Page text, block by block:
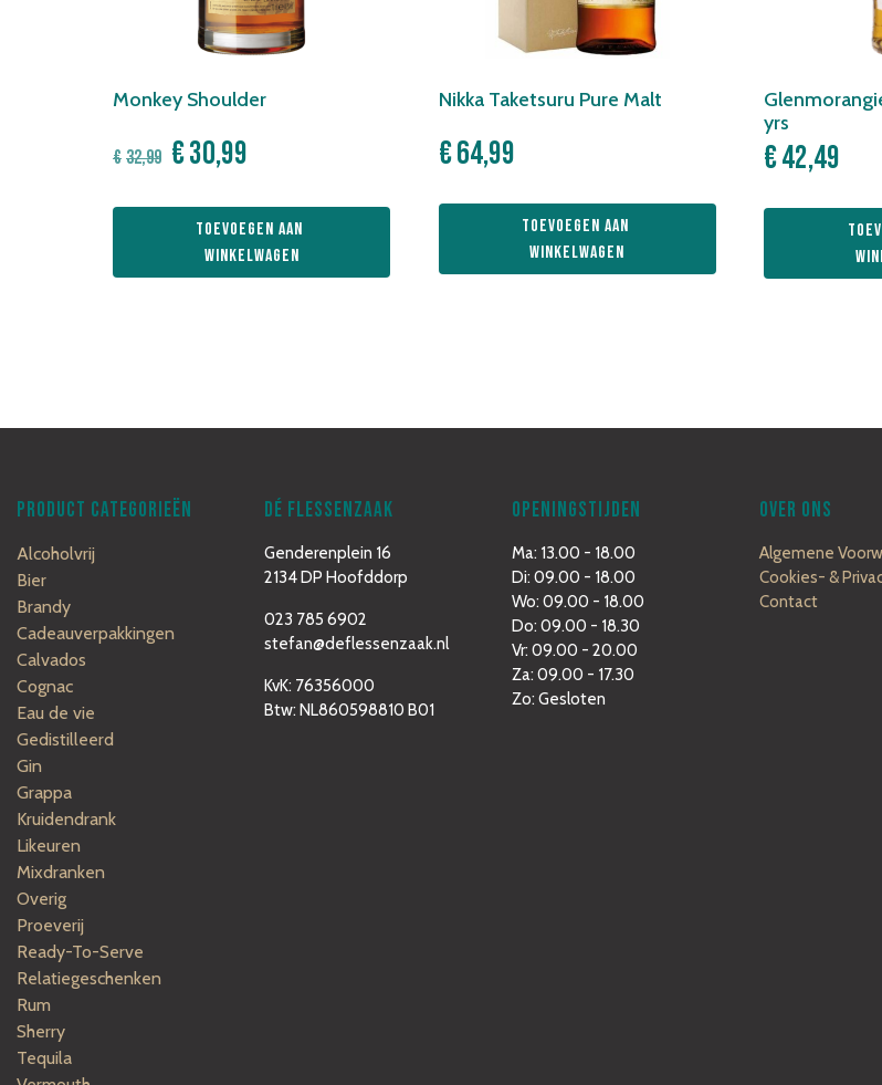
Monkey Shoulder
€32,99 Oorspronkelijke
was:
€32,99.
€30,99
is:
€30,99.
Toevoegen aan
winkelwagen
Nikka Taketsuru Pure Malt
€64,99
Toevoegen aan
winkelwagen
yrs
€42,49
PRODUCT CATEGORIEËN
Alcoholvrij
Bier
Brandy
Cadeauverpakkingen
Calvados
Cognac
Eau de vie
Gedistilleerd
Gin
Grappa
Kruidendrank
Likeuren
Mixdranken
Overig
Proeverij
Ready-To-Serve
Relatiegeschenken
Rum
Sherry
Tequila
DÉ FLESSENZAAK
Genderenplein 16
2134 DP Hoofddorp
023 785 6902
stefan@deflessenzaak.nl
KvK: 76356000
Btw: NL860598810 B01
OPENINGSTIJDEN
Ma: 13.00 - 18.00
Di: 09.00 - 18.00
Wo: 09.00 - 18.00
Do: 09.00 - 18.30
Vr: 09.00 - 20.00
Za: 09.00 - 17.30
Zo: Gesloten
OVER ONS
Algemene
Cookies- &
Contact